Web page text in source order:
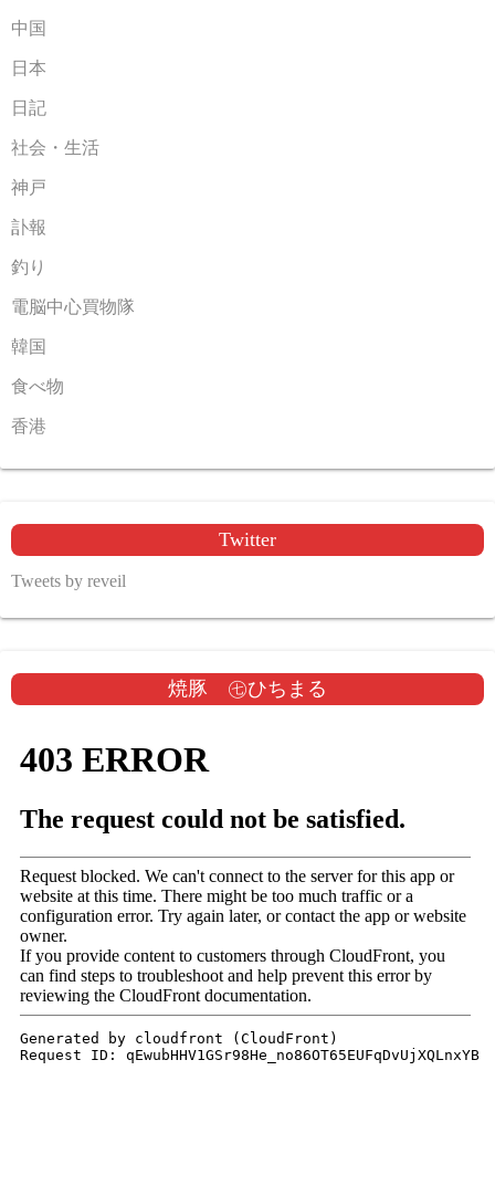
中国
日本
日記
社会・生活
神戸
訃報
釣り
電脳中心買物隊
韓国
食べ物
香港
Twitter
Tweets by reveil
焼豚 ㊆ひちまる